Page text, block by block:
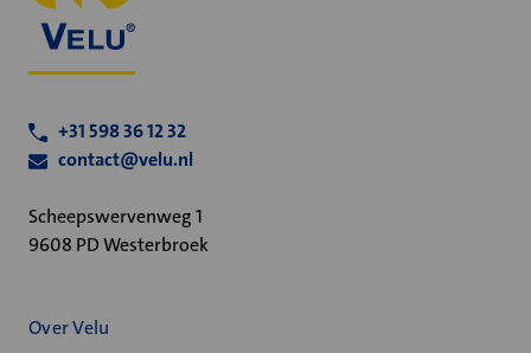
+31 598 36 12 32
contact@velu.nl
Scheepswervenweg 1
9608 PD Westerbroek
Over Velu